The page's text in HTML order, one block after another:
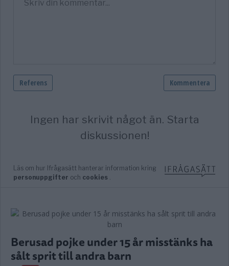
Berusad pojke under 15 år misstänks ha
sålt sprit till andra barn